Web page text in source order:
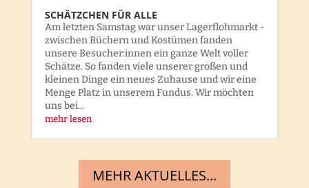
SCHÄTZCHEN FÜR ALLE
Am letzten Samstag war unser Lagerflohmarkt -
zwischen Büchern und Kostümen fanden
unsere Besucher:innen ein ganze Welt voller
Schätze. So fanden viele unserer großen und
kleinen Dinge ein neues Zuhause und wir eine
Menge Platz in unserem Fundus. Wir möchten
uns bei...
mehr lesen
MEHR AKTUELLES...